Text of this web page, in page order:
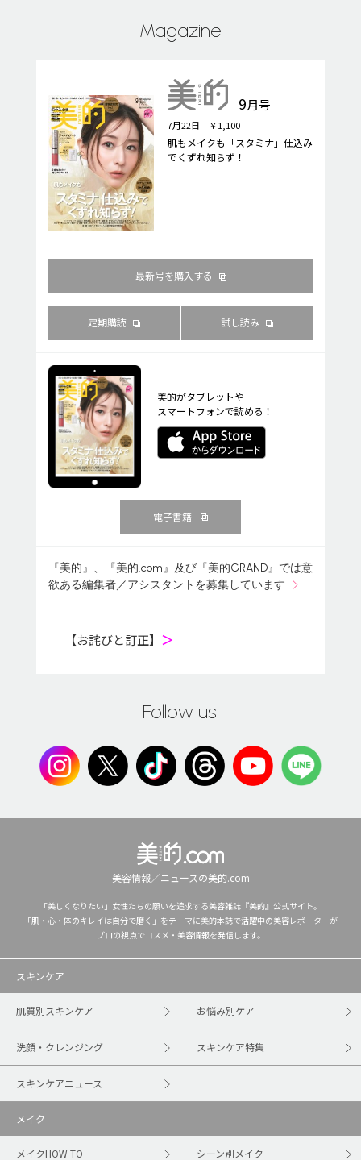
Magazine
9月号
7月22日 ￥1,100
肌もメイクも「スタミナ」仕込み
でくずれ知らず！
最新号を購入する
定期購読 試し読み
美的がタブレットや
スマートフォンで読める！
電子書籍
『美的』、『美的.com』及び『美的GRAND』では意
欲ある編集者／アシスタントを募集しています
【お詫びと訂正】 ＞
Follow us!
美容情報／ニュースの美的.com
「美しくなりたい」女性たちの願いを追求する美容雑誌『美的』公式サイト。
「肌・心・体のキレイは自分で磨く」をテーマに美的本誌で活躍中の美容レポーターが
プロの視点でコスメ・美容情報を発信します。
スキンケア
肌質別スキンケア お悩み別ケア
洗顔・クレンジング スキンケア特集
スキンケアニュース
メイク
メイクHOW TO シーン別メイク